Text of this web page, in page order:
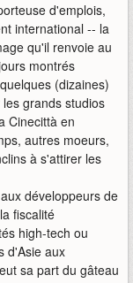
d'emplois,
international -- la
qu'il renvoie au
montrés
(dizaines)
grands studios
Cinecittà en
autres moeurs,
à s'attirer les
développeurs de
fiscalité
high-tech ou
d'Asie aux
sa part du gâteau